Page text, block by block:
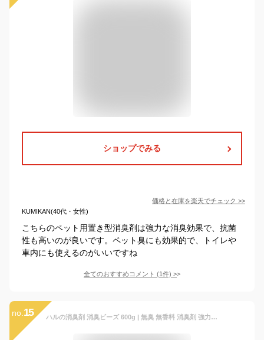
ショップでみる
価格と在庫を楽天でチェック >>
KUMIKAN(40代・女性)
こちらのペット用置き型消臭剤は強力な消臭効果で、抗菌
性も高いのが良いです。ペット臭にも効果的で、トイレや
車内にも使えるのがいいですね
全てのおすすめコメント (1件) >
no. 15 ハルの消臭剤 消臭ビーズ 600g | 無臭 無香料 消臭剤 強力 業務用 置き型 部屋 消臭 タバコ クローゼット 玄関 ロッカー 靴箱 車内 ニオイ ビーズ 無香 ペット トイレ エアソフィア ハルインダストリ